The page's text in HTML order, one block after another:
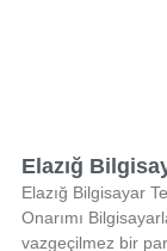
Elazığ
Elazığ Bilgisayar
Onarımı
vazgeçilmez bir